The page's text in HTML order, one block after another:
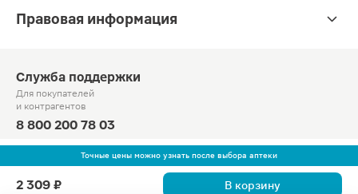
Точные цены можно узнать после выбора аптеки
2 309 ₽ В корзину
Правовая информация
Служба поддержки
Для покупателей
и контрагентов
8 800 200 78 03
Круглосуточно, звонок по России бесплатный
© Официальный сайт сети «Магнит».